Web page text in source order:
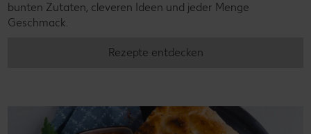
bunten Zutaten, cleveren Ideen und jeder Menge
Geschmack.
Rezepte entdecken